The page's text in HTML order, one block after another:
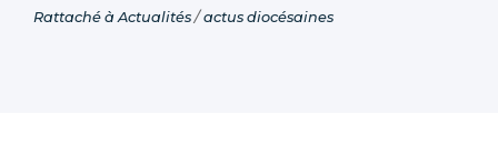
Rattaché à Actualités /actus diocésaines